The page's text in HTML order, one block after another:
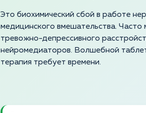
Это биохимический сбой в работе
медицинского вмешательства.
тревожно-депрессивного
нейромедиаторов. Волшебной
терапия требует времени.